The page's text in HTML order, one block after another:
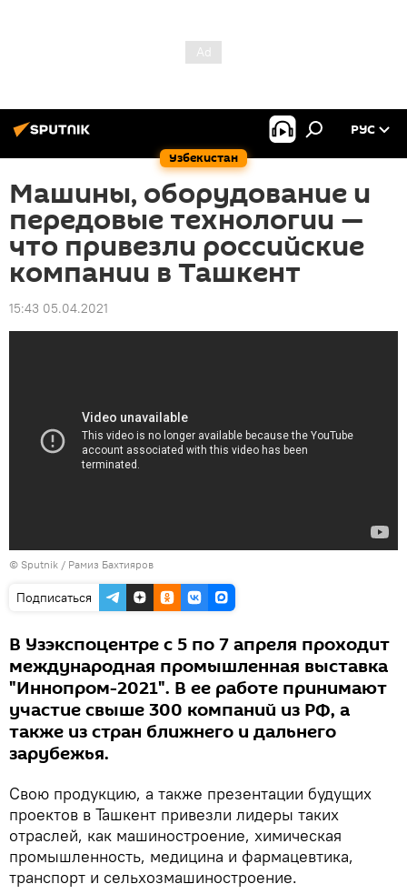
Узбекистан
РУС
Машины, оборудование и
передовые технологии —
что привезли российские
компании в Ташкент
15:43 05.04.2021
© Sputnik / Рамиз Бахтияров
Подписаться
В Узэкспоцентре с 5 по 7 апреля проходит
международная промышленная выставка
"Иннопром-2021". В ее работе принимают
участие свыше 300 компаний из РФ, а
также из стран ближнего и дальнего
зарубежья.
Свою продукцию, а также презентации будущих
проектов в Ташкент привезли лидеры таких
отраслей, как машиностроение, химическая
промышленность, медицина и фармацевтика,
транспорт и сельхозмашиностроение.